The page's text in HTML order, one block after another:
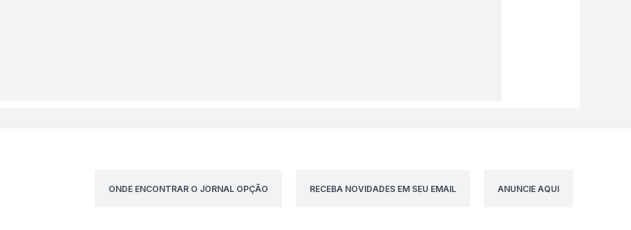
ONDE ENCONTRAR O JORNAL OPÇÃO
RECEBA NOVIDADES EM SEU EMAIL ANUNCIE AQUI